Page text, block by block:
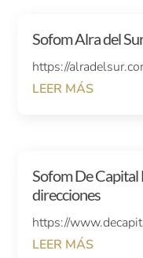
Sofom Alra del
https://
LEER MÁS
Sofom De Capital
direcciones
https://
LEER MÁS